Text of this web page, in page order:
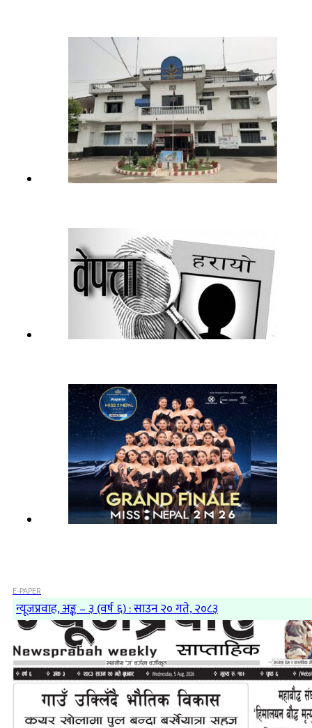
E-PAPER
न्यूजप्रवाह, अङ्क – ३ (वर्ष ६) : साउन २० गते, २०८३